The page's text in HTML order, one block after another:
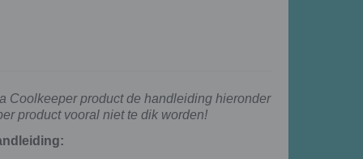
Coolkeeper product de handleiding hieronder
product vooral niet te dik worden!